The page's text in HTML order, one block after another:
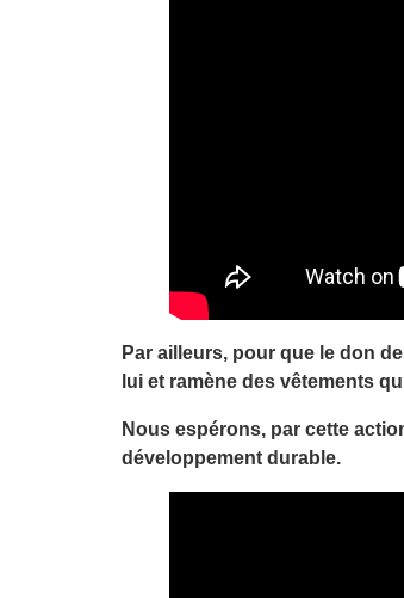
Par ailleurs, pour que le don
lui et ramène des vêtements
Nous espérons, par cette
développement durable.